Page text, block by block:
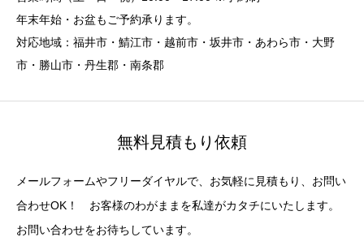
年末年始・お盆もご予約承ります。
対応地域：福井市・鯖江市・越前市・坂井市・あわら市・大野
市・勝山市・丹生郡・南条郡
無料見積もり依頼
メールフォームやフリーダイヤルで、お気軽に見積もり、お問い
合わせOK！ お客様のわがままを私達がカタチにいたします。
お問い合わせをお待ちしています。